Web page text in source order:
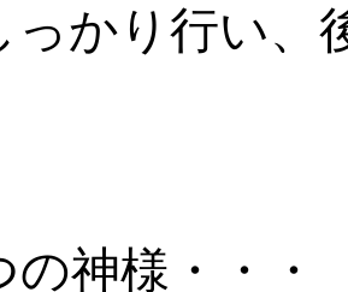
っかり行い、
の神様・・・